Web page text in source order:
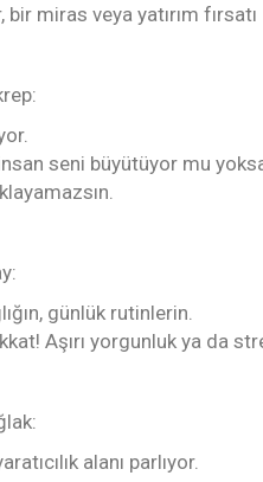
bir miras veya yatırım
seni büyütüyor mu
günlük rutinlerin.
Aşırı yorgunluk ya da
alanı parlıyor.